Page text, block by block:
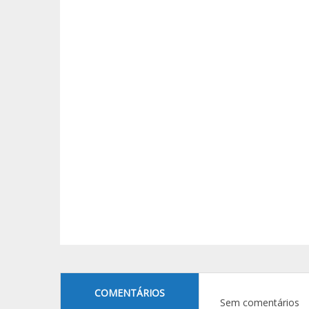
COMENTÁRIOS
Sem comentários